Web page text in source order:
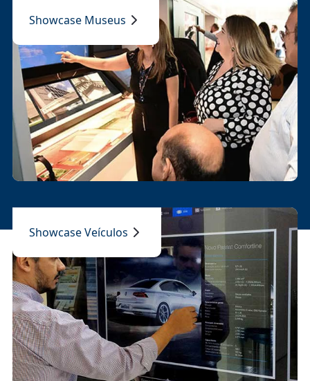
Showcase Museus
Showcase Veículos
Novidades e tendências no Blog